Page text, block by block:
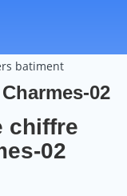
batiment
02
chiffre
02